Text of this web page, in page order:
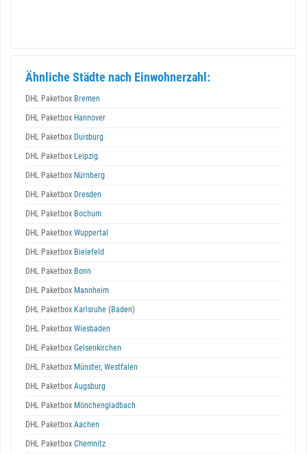
Ähnliche Städte nach Einwohnerzahl:
DHL Paketbox Bremen
DHL Paketbox Hannover
DHL Paketbox Duisburg
DHL Paketbox Leipzig
DHL Paketbox Nürnberg
DHL Paketbox Dresden
DHL Paketbox Bochum
DHL Paketbox Wuppertal
DHL Paketbox Bielefeld
DHL Paketbox Bonn
DHL Paketbox Mannheim
DHL Paketbox Karlsruhe (Baden)
DHL Paketbox Wiesbaden
DHL Paketbox Gelsenkirchen
DHL Paketbox Münster, Westfalen
DHL Paketbox Augsburg
DHL Paketbox Mönchengladbach
DHL Paketbox Aachen
DHL Paketbox Chemnitz